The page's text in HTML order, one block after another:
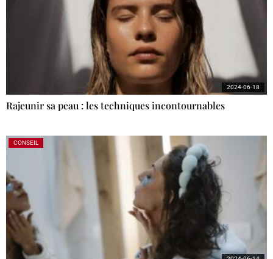
Rajeunir sa peau : les techniques incontournables
2024-06-18
CONSEIL